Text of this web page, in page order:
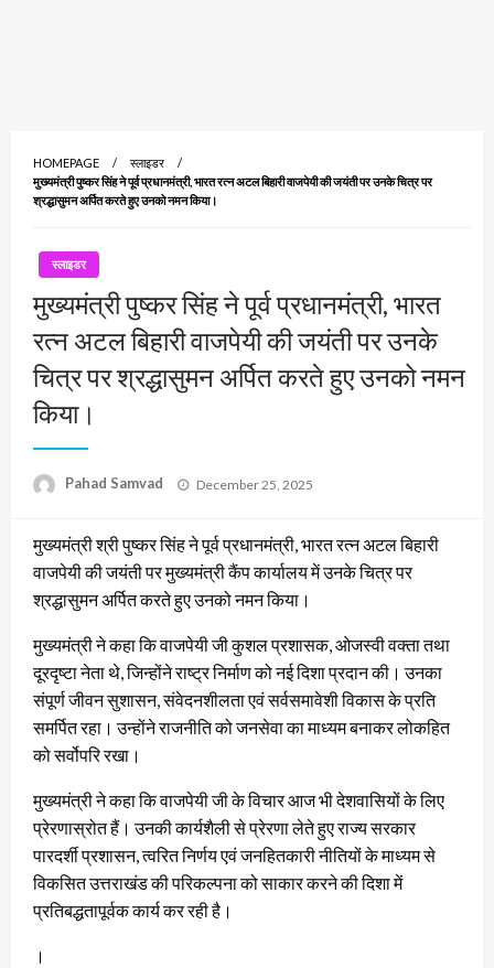
HOMEPAGE
स्लाइडर
मुख्यमंत्री पुष्कर सिंह ने पूर्व प्रधानमंत्री, भारत रत्न अटल बिहारी वाजपेयी की जयंती पर उनके चित्र पर
श्रद्धासुमन अर्पित करते हुए उनको नमन किया।
स्लाइडर
मुख्यमंत्री पुष्कर सिंह ने पूर्व प्रधानमंत्री, भारत
रत्न अटल बिहारी वाजपेयी की जयंती पर उनके
चित्र पर श्रद्धासुमन अर्पित करते हुए उनको नमन
किया।
Pahad Samvad
Posted
December 25, 2025
मुख्यमंत्री श्री पुष्कर सिंह ने पूर्व प्रधानमंत्री, भारत रत्न अटल बिहारी
वाजपेयी की जयंती पर मुख्यमंत्री कैंप कार्यालय में उनके चित्र पर
श्रद्धासुमन अर्पित करते हुए उनको नमन किया।
मुख्यमंत्री ने कहा कि वाजपेयी जी कुशल प्रशासक, ओजस्वी वक्ता तथा
दूरदृष्टा नेता थे, जिन्होंने राष्ट्र निर्माण को नई दिशा प्रदान की। उनका
संपूर्ण जीवन सुशासन, संवेदनशीलता एवं सर्वसमावेशी विकास के प्रति
समर्पित रहा। उन्होंने राजनीति को जनसेवा का माध्यम बनाकर लोकहित
को सर्वोपरि रखा।
मुख्यमंत्री ने कहा कि वाजपेयी जी के विचार आज भी देशवासियों के लिए
प्रेरणास्रोत हैं। उनकी कार्यशैली से प्रेरणा लेते हुए राज्य सरकार
पारदर्शी प्रशासन, त्वरित निर्णय एवं जनहितकारी नीतियों के माध्यम से
विकसित उत्तराखंड की परिकल्पना को साकार करने की दिशा में
प्रतिबद्धतापूर्वक कार्य कर रही है।
।